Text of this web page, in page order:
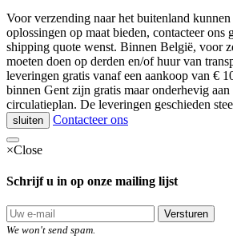
Voor verzending naar het buitenland
oplossingen op maat bieden, contacteer ons
shipping quote wenst. Binnen België, voor
moeten doen op derden en/of huur van
leveringen gratis vanaf een aankoop van €
binnen Gent zijn gratis maar onderhevig
circulatieplan. De leveringen geschieden
sluiten Contacteer ons
×Close
Schrijf u in op onze mailing lijst
Versturen
We won't send spam.